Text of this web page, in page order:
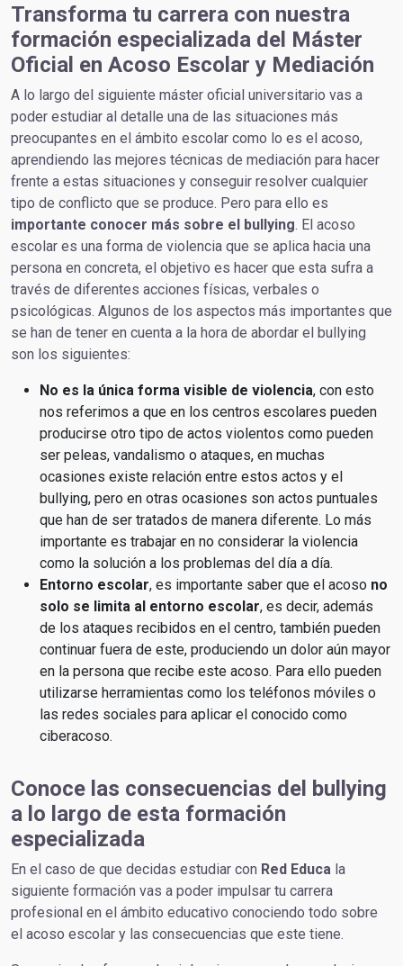
Transforma tu carrera con nuestra
formación especializada del Máster
Oficial en Acoso Escolar y Mediación
A lo largo del siguiente máster oficial universitario vas a
poder estudiar al detalle una de las situaciones más
preocupantes en el ámbito escolar como lo es el acoso,
aprendiendo las mejores técnicas de mediación para hacer
frente a estas situaciones y conseguir resolver cualquier
tipo de conflicto que se produce. Pero para ello es
importante conocer más sobre el bullying. El acoso
escolar es una forma de violencia que se aplica hacia una
persona en concreta, el objetivo es hacer que esta sufra a
través de diferentes acciones físicas, verbales o
psicológicas. Algunos de los aspectos más importantes que
se han de tener en cuenta a la hora de abordar el bullying
son los siguientes:
No es la única forma visible de violencia, con esto
nos referimos a que en los centros escolares pueden
producirse otro tipo de actos violentos como pueden
ser peleas, vandalismo o ataques, en muchas
ocasiones existe relación entre estos actos y el
bullying, pero en otras ocasiones son actos puntuales
que han de ser tratados de manera diferente. Lo más
importante es trabajar en no considerar la violencia
como la solución a los problemas del día a día.
Entorno escolar, es importante saber que el acoso no
solo se limita al entorno escolar, es decir, además
de los ataques recibidos en el centro, también pueden
continuar fuera de este, produciendo un dolor aún mayor
en la persona que recibe este acoso. Para ello pueden
utilizarse herramientas como los teléfonos móviles o
las redes sociales para aplicar el conocido como
ciberacoso.
Conoce las consecuencias del bullying
a lo largo de esta formación
especializada
En el caso de que decidas estudiar con Red Educa la
siguiente formación vas a poder impulsar tu carrera
profesional en el ámbito educativo conociendo todo sobre
el acoso escolar y las consecuencias que este tiene.